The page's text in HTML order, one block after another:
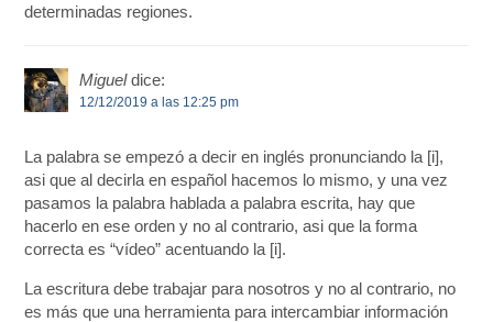
determinadas regiones.
Miguel dice:
12/12/2019 a las 12:25 pm
La palabra se empezó a decir en inglés pronunciando la [i],
asi que al decirla en español hacemos lo mismo, y una vez
pasamos la palabra hablada a palabra escrita, hay que
hacerlo en ese orden y no al contrario, asi que la forma
correcta es “vídeo” acentuando la [i].
La escritura debe trabajar para nosotros y no al contrario, no
es más que una herramienta para intercambiar información